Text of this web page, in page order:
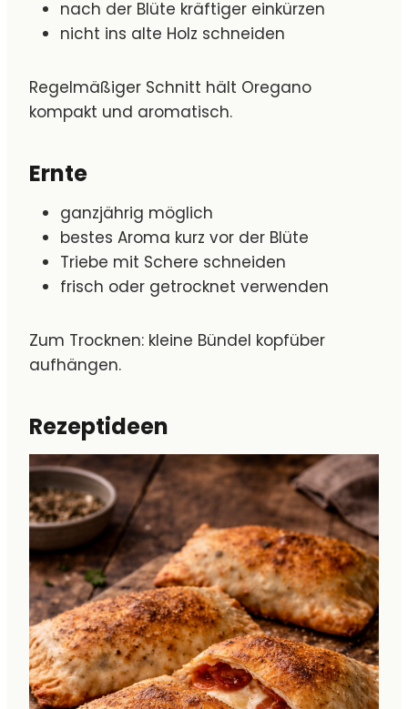
nach der Blüte kräftiger einkürzen
nicht ins alte Holz schneiden
Regelmäßiger Schnitt hält Oregano
kompakt und aromatisch.
Ernte
ganzjährig möglich
bestes Aroma kurz vor der Blüte
Triebe mit Schere schneiden
frisch oder getrocknet verwenden
Zum Trocknen: kleine Bündel kopfüber
aufhängen.
Rezeptideen